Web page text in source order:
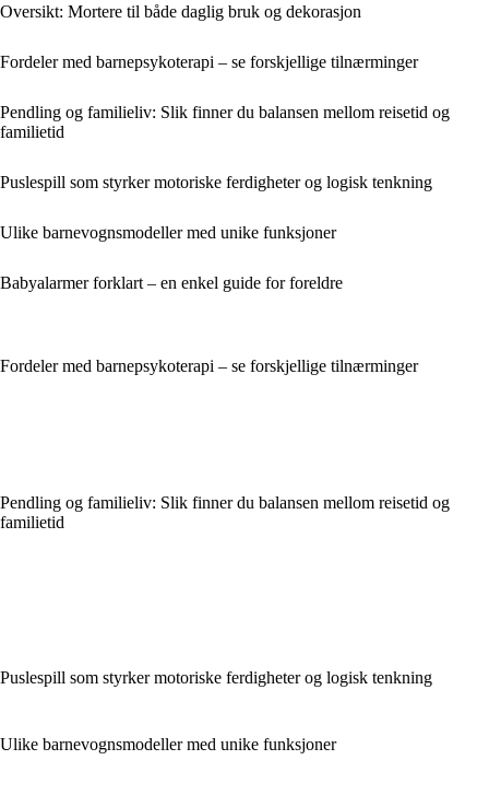
Oversikt: Mortere til både daglig bruk og dekorasjon
Fordeler med barnepsykoterapi – se forskjellige tilnærminger
Pendling og familieliv: Slik finner du balansen mellom reisetid og
familietid
Puslespill som styrker motoriske ferdigheter og logisk tenkning
Ulike barnevognsmodeller med unike funksjoner
Babyalarmer forklart – en enkel guide for foreldre
Fordeler med barnepsykoterapi – se forskjellige tilnærminger
Pendling og familieliv: Slik finner du balansen mellom reisetid og
familietid
Puslespill som styrker motoriske ferdigheter og logisk tenkning
Ulike barnevognsmodeller med unike funksjoner